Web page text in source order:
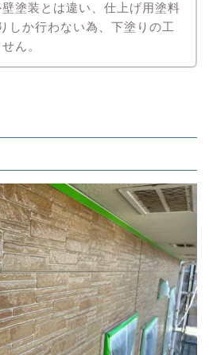
塗装とは違い、仕上げ用塗料
しか行わない為、下塗りの工
ん。